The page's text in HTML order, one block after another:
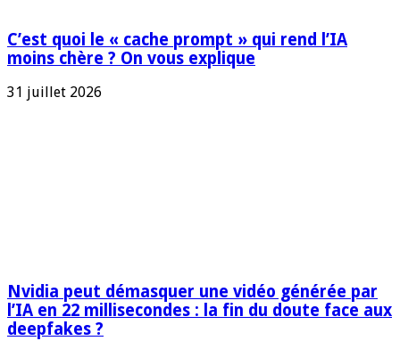
C’est quoi le « cache prompt » qui rend l’IA
moins chère ? On vous explique
31 juillet 2026
Nvidia peut démasquer une vidéo générée par
l’IA en 22 millisecondes : la fin du doute face aux
deepfakes ?